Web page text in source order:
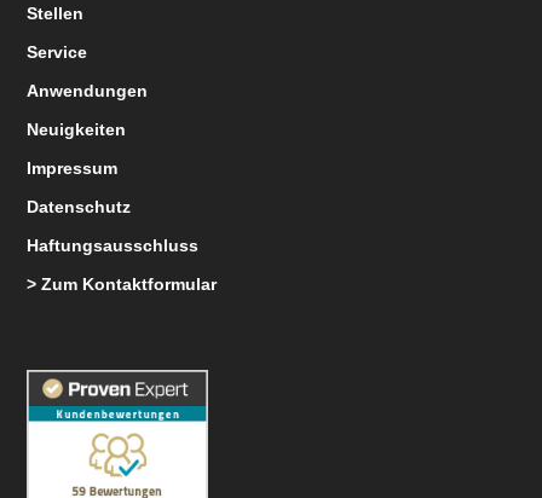
Stellen
Service
Anwendungen
Neuigkeiten
Impressum
Datenschutz
Haftungsausschluss
> Zum Kontaktformular